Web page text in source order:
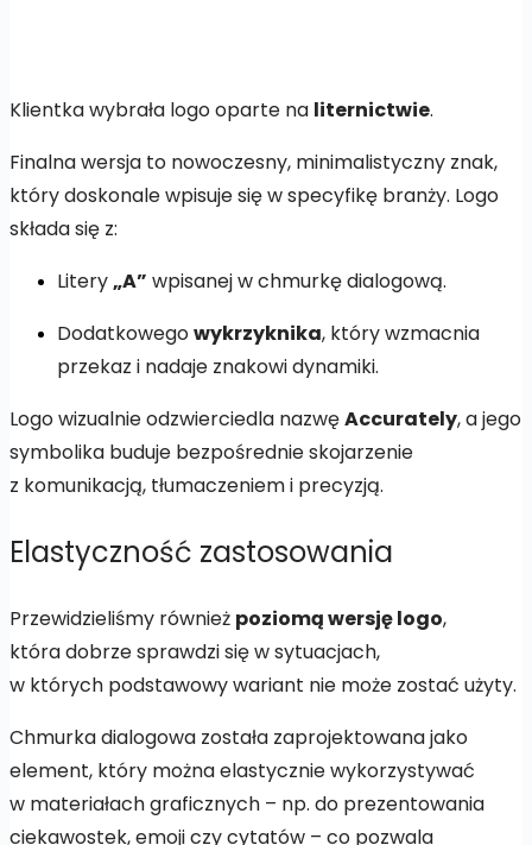
Klientka wybrała logo oparte na liternictwie.
Finalna wersja to nowoczesny, minimalistyczny znak,
który doskonale wpisuje się w specyfikę branży. Logo
składa się z:
Litery„A” wpisanej w chmurkę dialogową.
Dodatkowegowykrzyknika, który wzmacnia
przekaz i nadaje znakowi dynamiki.
Logo wizualnie odzwierciedla nazwęAccurately, a jego
symbolika buduje bezpośrednie skojarzenie
z komunikacją, tłumaczeniem i precyzją.
Elastyczność zastosowania
Przewidzieliśmy również poziomą wersję logo,
która dobrze sprawdzi się w sytuacjach,
w których podstawowy wariant nie może zostać użyty.
Chmurka dialogowa została zaprojektowana jako
element, który można elastycznie wykorzystywać
w materiałach graficznych – np. do prezentowania
ciekawostek, emoji czy cytatów – co pozwala